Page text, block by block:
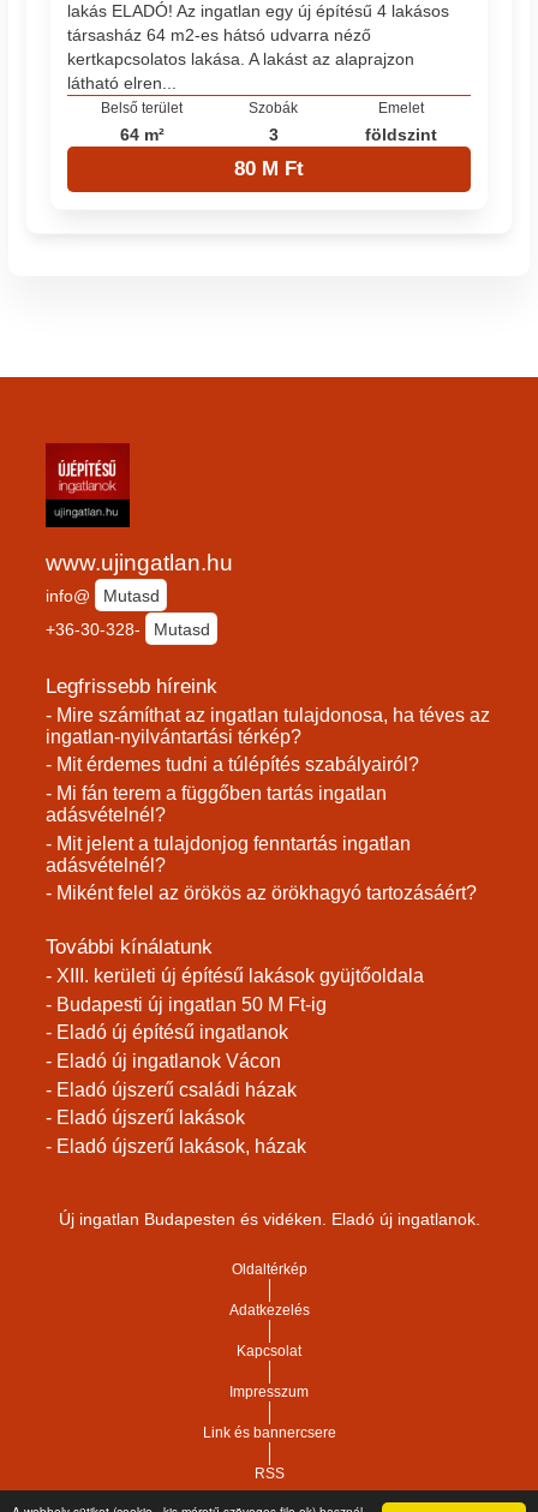
lakás ELADÓ! Az ingatlan egy új építésű 4 lakásos
társasház 64 m2-es hátsó udvarra néző
kertkapcsolatos lakása. A lakást az alaprajzon
látható elren...
Belső terület
64 m²
Szobák
3
Emelet
földszint
80 M Ft
www.ujingatlan.hu
info@
Mutasd
+36-30-328-
Mutasd
Legfrissebb híreink
- Mire számíthat az ingatlan tulajdonosa, ha téves az
ingatlan-nyilvántartási térkép?
- Mit érdemes tudni a túlépítés szabályairól?
- Mi fán terem a függőben tartás ingatlan
adásvételnél?
- Mit jelent a tulajdonjog fenntartás ingatlan
adásvételnél?
- Miként felel az örökös az örökhagyó tartozásáért?
További kínálatunk
- XIII. kerületi új építésű lakások gyüjtőoldala
- Budapesti új ingatlan 50 M Ft-ig
- Eladó új építésű ingatlanok
- Eladó új ingatlanok Vácon
- Eladó újszerű családi házak
- Eladó újszerű lakások
- Eladó újszerű lakások, házak
Új ingatlan Budapesten és vidéken. Eladó új ingatlanok.
Oldaltérkép
Adatkezelés
Kapcsolat
Impresszum
Link és bannercsere
RSS